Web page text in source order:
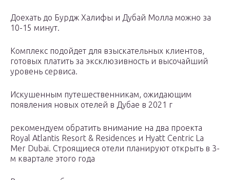
Доехать до Бурдж Халифы и Дубай Молла можно за
10-15 минут.
Комплекс подойдет для взыскательных клиентов,
готовых платить за эксклюзивность и высочайший
уровень сервиса.
Искушенным путешественникам, ожидающим
появления новых отелей в Дубае в 2021 г
рекомендуем обратить внимание на два проекта
Royal Atlantis Resort & Residences и Hyatt Centric La
Mer Dubai. Строящиеся отели планируют открыть в 3-
м квартале этого года